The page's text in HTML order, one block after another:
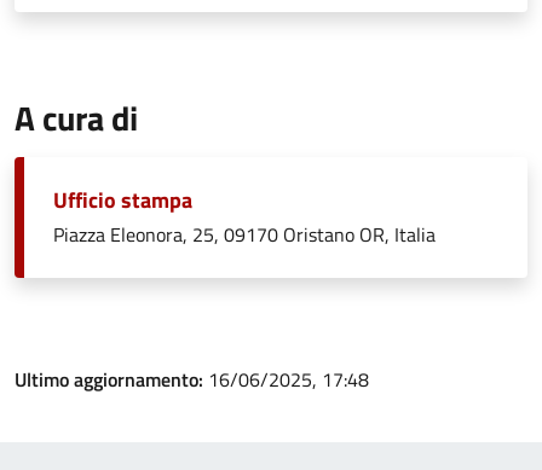
A cura di
Ufficio stampa
Piazza Eleonora, 25, 09170 Oristano OR, Italia
Ultimo aggiornamento: 16/06/2025, 17:48